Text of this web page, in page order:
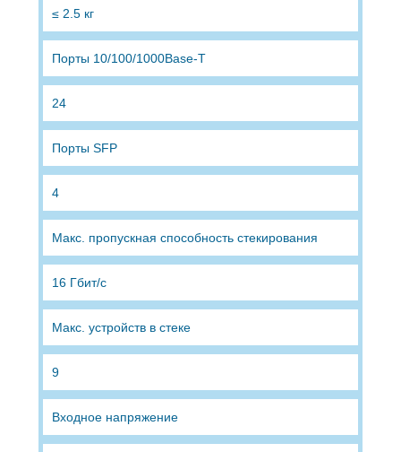
≤ 2.5 кг
Порты 10/100/1000Base-T
24
Порты SFP
4
Макс. пропускная способность стекирования
16 Гбит/с
Макс. устройств в стеке
9
Входное напряжение